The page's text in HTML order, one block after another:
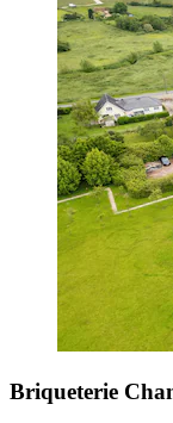
Briqueterie